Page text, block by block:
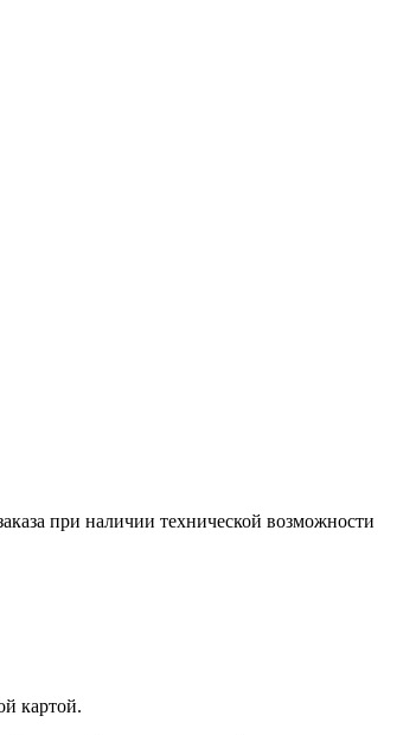
при наличии технической возможности
картой.